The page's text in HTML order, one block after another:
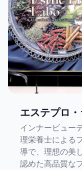
エステプロ
インナービュー
理栄養士による
導で、理想の美
認めた高品質な